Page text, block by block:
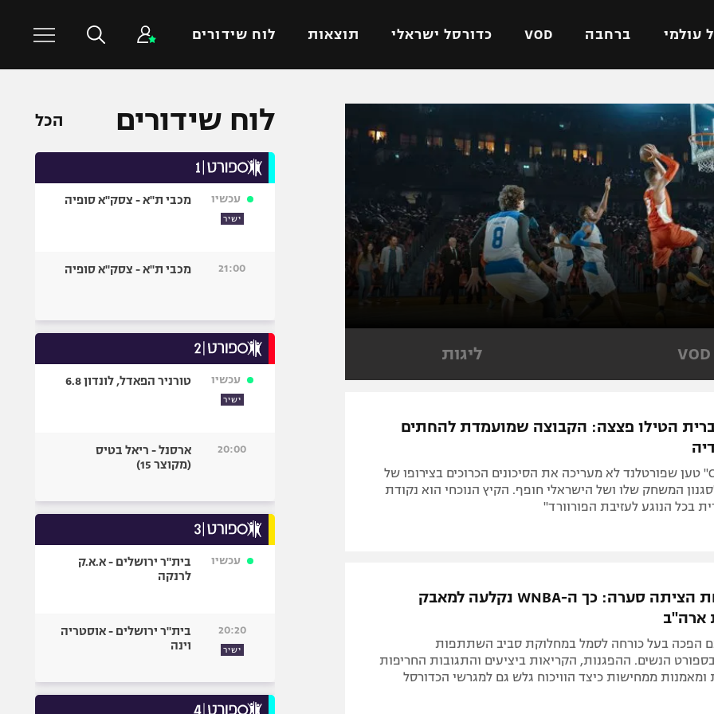
עולמי ברחבה VOD כדורסל ישראלי תוצאות לוח שידורים
ישראלי
אביב
באר שבע
כדורגל עולמי
ליגת האלופות
ליגה אירופית
ליגה אנגלית
ליגה גרמנית
ליגה ספרדית
ליגה איטלקית
ליגה צרפתית
ליגות נוספות
כדורסל ישראלי
ליגת ווינר סל
כדורסל נשים
מכבי תל אביב
הפועל חולון
הפועל ירושלים
דני אבדיה
כדורסל עולמי ענפים נוספים
כדורעף
אגרוף
UFC
היאבקות WWE
פוטבול אמריקאי NFL
בייסבול MLB
אומנויות לחימה
גיימינג E-Sports
VOD ליגות
הטילו פצצה: הקבוצה שמועמדת להחתים
סן קווין מ"CBS" טען שפורטלנד לא מעריכה את הסיכונים הכרוכים בצירופו של
המשחק שלו ושל הישראלי חופף. הקיץ הנוכחי הוא נקודת
בכל הנוגע לעזיבת הפורוורד"
הצהרה אחת הציתה סערה: כך ה-WNBA נקלעה למאבק
ארה"ב
הפכה בעל כורחה לסמל במחלוקת סביב השתתפות
הנשים. ההפגנות, הקריאות ביציעים והתגובות החריפות
ממחישות כיצד הוויכוח גלש גם למגרשי הכדורסל
לוח שידורים הכל
עכשיו
ישיר
מכבי ת"א - צסק"א סופיה
21:00 מכבי ת"א - צסק"א סופיה
עכשיו
ישיר
טורניר הפאדל, לונדון 6.8
20:00
ארסנל - ריאל בטיס
(מקוצר 15)
עכשיו
בית"ר ירושלים - א.א.ק
לרנקה
20:20
ישיר
בית"ר ירושלים - אוסטריה
וינה